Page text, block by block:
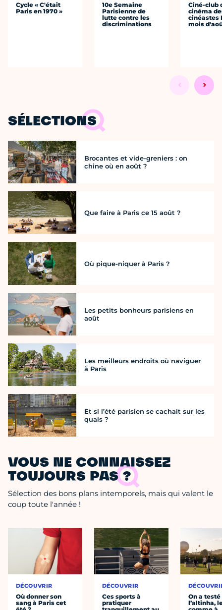
Cycle « C'était
Paris en 1970 »
10e Semaine
Parisienne de
lutte contre les
discriminations
Ciné-club
cinéma
cinéastes
mois
SÉLECTIONS
Brocantes et vide-greniers : on
chine où en août ?
Que faire à Paris ce 15 août ?
Où pique-niquer à Paris ?
Les petits bonheurs parisiens en
août
Les meilleurs endroits où naviguer
à Paris
Et si l’été parisien se cachait sur les
quais ?
VOUS NE CONNAISSEZ
TOUJOURS PAS ?
Sélection des bons plans intemporels, mais qui valent le
coup toute l'année !
DÉCOUVRIR
Où donner son
sang à Paris cet
DÉCOUVRIR
Ces sports à
pratiquer
On a testé
l’altinha,